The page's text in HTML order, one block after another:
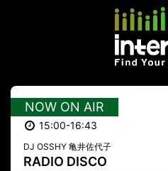
NOW ON AIR
15:00-16:43
DJ OSSHY 亀井佐代子
RADIO DISCO